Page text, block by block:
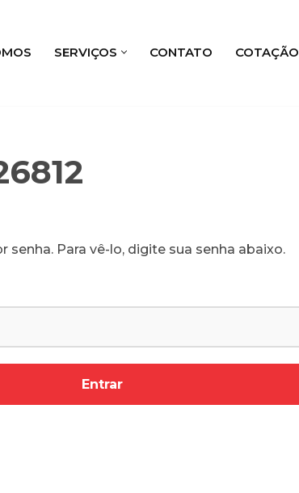
SERVIÇOS CONTATO COTAÇÃO
Para vê-lo, digite sua senha abaixo.